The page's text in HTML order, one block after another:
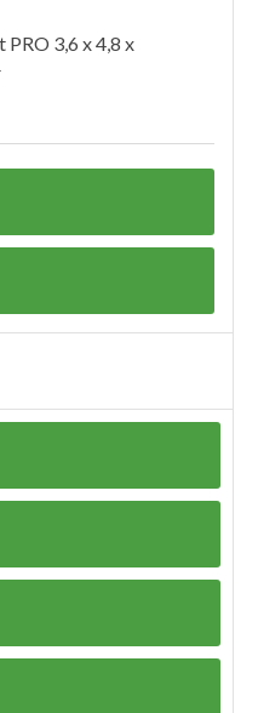
3,6 x 4,8 x